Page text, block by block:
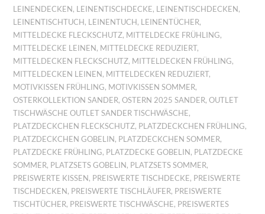
LEINENDECKEN , LEINENTISCHDECKE, LEINENTISCHDECKEN ,
LEINENTISCHTUCH , LEINENTUCH , LEINENTÜCHER,
MITTELDECKE FLECKSCHUTZ, MITTELDECKE FRÜHLING,
MITTELDECKE LEINEN , MITTELDECKE REDUZIERT,
MITTELDECKEN FLECKSCHUTZ, MITTELDECKEN FRÜHLING,
MITTELDECKEN LEINEN , MITTELDECKEN REDUZIERT,
MOTIVKISSEN FRÜHLING, MOTIVKISSEN SOMMER,
OSTERKOLLEKTION SANDER,OSTERN 2025 SANDER,OUTLET
TISCHWÄSCHE OUTLET SANDER TISCHWÄSCHE,
PLATZDECKCHEN FLECKSCHUTZ, PLATZDECKCHEN FRÜHLING,
PLATZDECKCHEN GOBELIN , PLATZDECKCHEN SOMMER,
PLATZDECKE FRÜHLING, PLATZDECKE GOBELIN , PLATZDECKE
SOMMER, PLATZSETS GOBELIN , PLATZSETS SOMMER,
PREISWERTE KISSEN , PREISWERTE TISCHDECKE, PREISWERTE
TISCHDECKEN , PREISWERTE TISCHLÄUFER, PREISWERTE
TISCHTÜCHER, PREISWERTE TISCHWÄSCHE, PREISWERTES